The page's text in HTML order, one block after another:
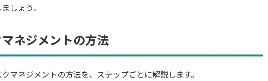
しょう。
ネジメントの方法
マネジメントの方法を、ステップごとに解説します。